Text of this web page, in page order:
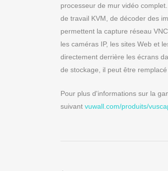
processeur de mur vidéo
de travail KVM, de décoder des
permettent la capture réseau
les caméras IP, les sites Web et
directement derrière les écrans
de stockage, il peut être
Pour plus d'informations sur la
suivant vuwall.com/produits/